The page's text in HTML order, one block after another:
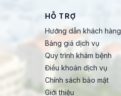
HỖ TRỢ
Hướng dẫn khách hàng
Bảng giá dịch vụ
Quy trình khám bệnh
Điều khoản dịch vụ
Chính sách bảo mật
Giới thiệu